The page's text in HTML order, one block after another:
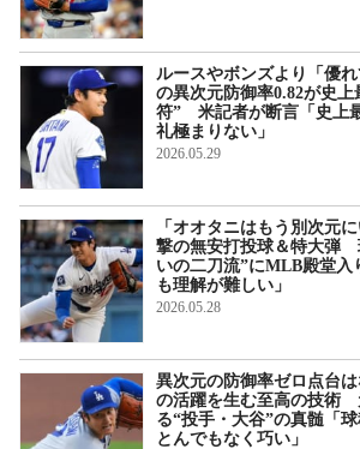
ルースやボンズより「優
の異次元防御率0.82が史
符” 米記者が断言「史上
礼極まりない」
2026.05.29
「オオタニはもう別次元
撃の無安打投球＆特大弾
いの二刀流”にMLB殿堂入
も理解が難しい」
2026.05.28
異次元の防御率ゼロ点台
の活躍を生む至高の技術
る“投手・大谷”の真髄「
とんでもなく巧い」